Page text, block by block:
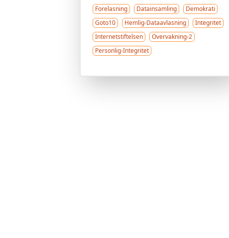
Forelasning Datainsamling
Demokrati
Goto10
Hemlig-Dataavlasning
Integritet
Internetstiftelsen
Overvakning-2
Personlig-Integritet